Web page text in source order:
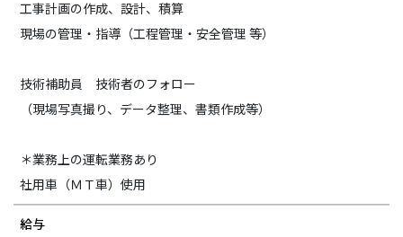
工事計画の作成、設計、積算
現場の管理・指導（工程管理・安全管理 等）
技術補助員 技術者のフォロー
（現場写真撮り、データ整理、書類作成等）
＊業務上の運転業務あり
社用車（ＭＴ車）使用
給与
お知らせ
採用メッセージ
社員紹介・インタビュー